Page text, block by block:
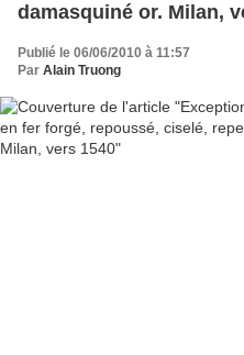
damasquiné or. Milan,
Publié le 06/06/2010 à 11:57
Par Alain Truong